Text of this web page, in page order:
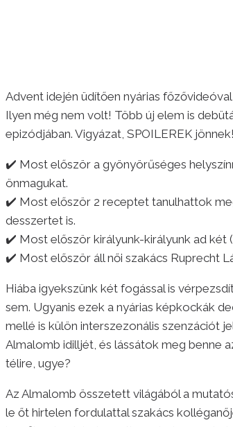
Advent idején üdítően nyárias
Ilyen még nem volt! Több új elem is
epizódjában. Vigyázat, SPOILEREK jönnek!
✔️ Most először a gyönyörűséges
önmagukat.
✔️ Most először 2 receptet tanulhattok
desszertet is.
✔️ Most először királyunk-királyunk ad két
✔️ Most először áll női szakács Ruprecht
Hiába igyekszünk két fogással is
sem. Ugyanis ezek a nyárias képkockák
mellé is külön interszezonális szenzációt
Almalomb idilljét, és lássátok meg benne
télire, ugye?
Az Almalomb összetett világából a
le őt hirtelen fordulattal szakács